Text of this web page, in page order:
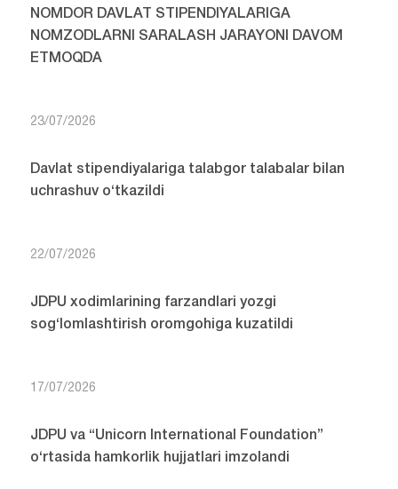
NOMDOR DAVLAT STIPENDIYALARIGA
NOMZODLARNI SARALASH JARAYONI DAVOM
ETMOQDA
23/07/2026
Davlat stipendiyalariga talabgor talabalar bilan
uchrashuv o‘tkazildi
22/07/2026
JDPU xodimlarining farzandlari yozgi
sog‘lomlashtirish oromgohiga kuzatildi
17/07/2026
JDPU va “Unicorn International Foundation”
o‘rtasida hamkorlik hujjatlari imzolandi